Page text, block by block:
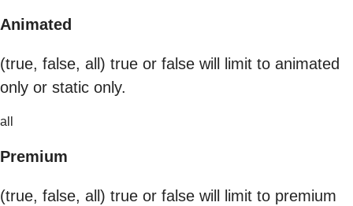
Animated
(true, false, all) true or false will limit to animated
only or static only.
all
Premium
(true, false, all) true or false will limit to premium